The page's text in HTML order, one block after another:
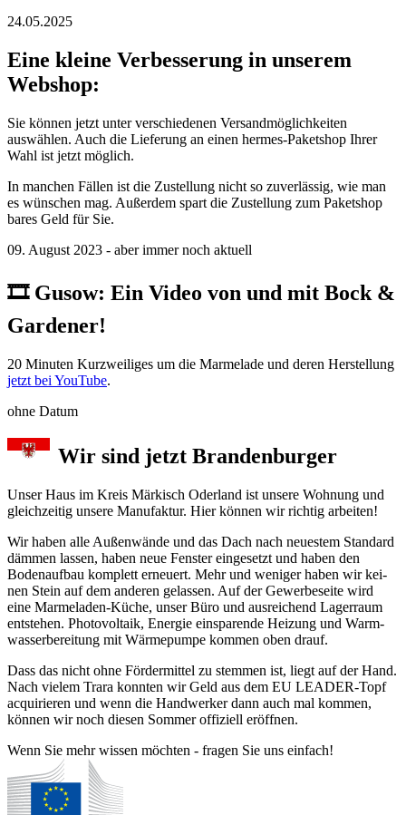
24.05.2025
Eine kleine Verbesserung in unserem
Webshop:
Sie können jetzt unter verschiedenen Versandmöglichkeiten
auswählen. Auch die Lieferung an einen hermes-Paketshop Ihrer
Wahl ist jetzt möglich.
In manchen Fällen ist die Zustellung nicht so zuverlässig, wie man
es wünschen mag. Außerdem spart die Zustellung zum Paketshop
bares Geld für Sie.
09. August 2023 - aber immer noch aktuell
🎞️ ️Gusow: Ein Video von und mit Bock &
Gardener!
20 Minuten Kurzweiliges um die Marmelade und deren Herstellung
jetzt bei YouTube.
ohne Datum
Wir sind jetzt Brandenburger
Unser Haus im Kreis Märkisch Oder­land ist unse­re Woh­nung und
gleichzeitig unsere Manu­fak­tur. Hier können wir richtig arbeiten!
Wir haben alle Außenwände und das Dach nach neu­es­tem Stan­dard
däm­men las­sen, haben neue Fens­ter ein­ge­setzt und ha­ben den
Boden­auf­bau kom­plett er­neu­ert. Mehr und we­ni­ger ha­ben wir kei­
nen Stein auf dem an­de­ren ge­las­sen. Auf der Gewerbe­seite wird
eine Mar­me­la­den-Küche, un­ser Büro und aus­rei­chend Lager­raum
ent­ste­hen. Photo­vol­taik, Ener­gie ein­spa­ren­de Hei­zung und Warm­
was­ser­be­rei­tung mit Wärme­pum­pe kom­men oben drauf.
Dass das nicht ohne Förder­mit­tel zu stem­men ist, liegt auf der Hand.
Nach viel­em Trara konn­ten wir Geld aus dem EU LEADER-Topf
acqui­rier­en und wenn die Hand­werker dann auch mal kom­men,
kön­nen wir noch diesen Som­mer offiziell er­öff­nen.
Wenn Sie mehr wissen möchten - fragen Sie uns einfach!